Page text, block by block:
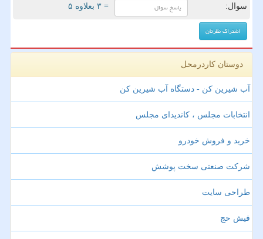
سوال: = ۳ بعلاوه ۵
دوستان کاردرمحل
آب شیرین کن - دستگاه آب شیرین کن
انتخابات مجلس ، کاندیدای مجلس
خرید و فروش خودرو
شرکت صنعتی سخت پوشش
طراحی سایت
فیش حج